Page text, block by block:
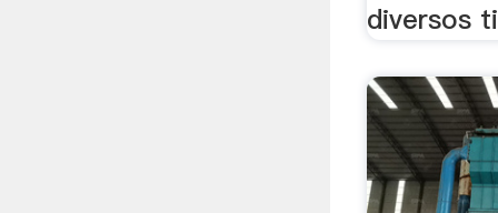
diversos